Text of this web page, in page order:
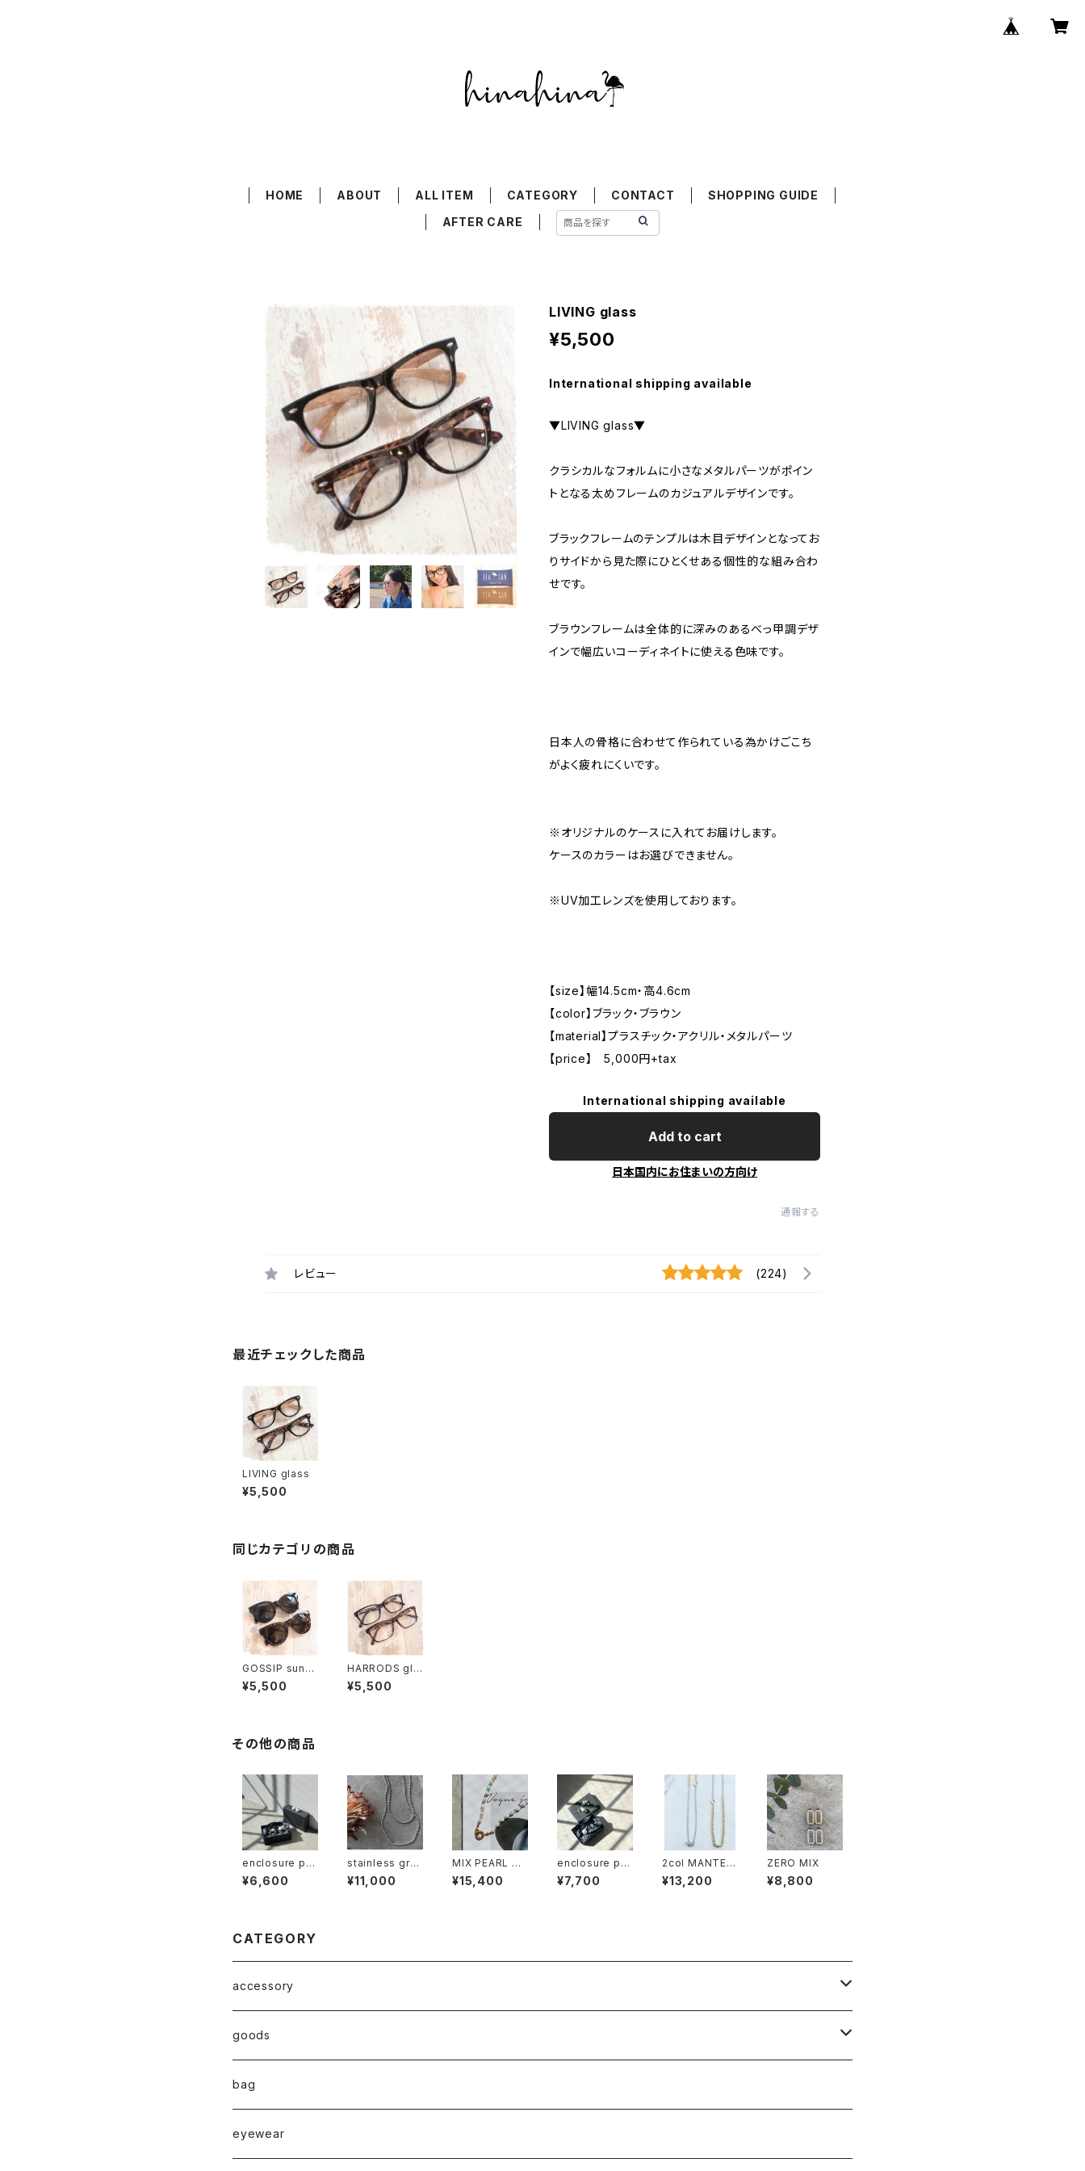
HOME ABOUT ALL ITEM CATEGORY CONTACT
SHOPPING GUIDE
AFTER CARE
LIVING glass
¥5,500
International shipping available
▼LIVING glass▼
クラシカルなフォルムに小さなメタルパーツがポイン
トとなる太めフレームのカジュアルデザインです。
ブラックフレームのテンプルは木目デザインとなってお
りサイドから見た際にひとくせある個性的な組み合わ
せです。
ブラウンフレームは全体的に深みのあるべっ甲調デザ
インで幅広いコーディネイトに使える色味です。
日本人の骨格に合わせて作られている為かけごこち
がよく疲れにくいです。
※オリジナルのケースに入れてお届けします。
ケースのカラーはお選びできません。
※UV加工レンズを使用しております。
【size】幅14.5cm・高4.6cm
【color】ブラック・ブラウン
【material】プラスチック・アクリル・メタルパーツ
【price】 5,000円+tax
International shipping available
Add to cart
日本国内にお住まいの方向け
通報する
レビュー (224)
最近チェックした商品
LIVING glass
¥5,500
同じカテゴリの商品
GOSSIP sungl
ass
¥5,500
HARRODS gla
ss
¥5,500
その他の商品
enclosure pe
arl/10mm
¥6,600
stainless grai
n NC M
¥11,000
MIX PEARL NE
CKLACE
¥15,400
enclosure pe
arl/14mm
¥7,700
2col MANTEL
LONG NC
¥13,200
ZERO MIX
¥8,800
CATEGORY
accessory
◇ZERO series◇
◇enclosure series◇(封入)
◇puchipuchi series◇
goods
broach
i phone case
bag
eyewear